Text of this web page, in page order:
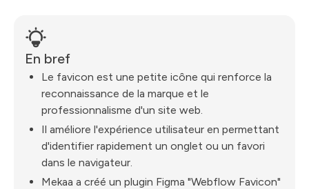
En bref
Le favicon est une petite icône qui renforce la
reconnaissance de la marque et le
professionnalisme d'un site web.
Il améliore l'expérience utilisateur en permettant
d'identifier rapidement un onglet ou un favori
dans le navigateur.
Mekaa a créé un plugin Figma "Webflow Favicon"